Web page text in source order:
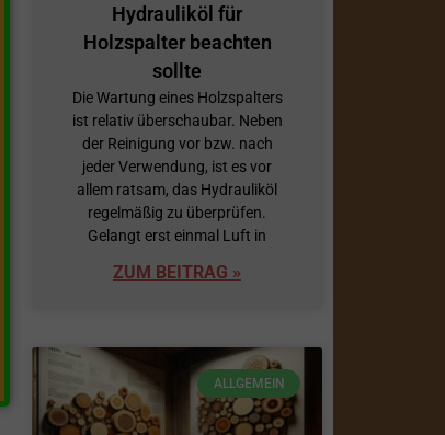
Hydrauliköl für
Holzspalter beachten
sollte
Die Wartung eines Holzspalters
ist relativ überschaubar. Neben
der Reinigung vor bzw. nach
jeder Verwendung, ist es vor
allem ratsam, das Hydrauliköl
regelmäßig zu überprüfen.
Gelangt erst einmal Luft in
ZUM BEITRAG »
ALLGEMEIN